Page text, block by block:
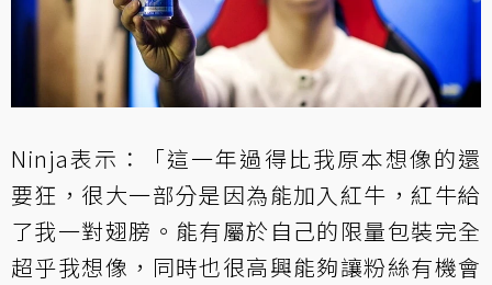
Ninja表示：「這一年過得比我原本想像的還
要狂，很大一部分是因為能加入紅牛，紅牛給
了我一對翅膀。能有屬於自己的限量包裝完全
超乎我想像，同時也很高興能夠讓粉絲有機會